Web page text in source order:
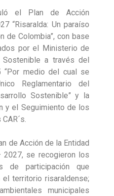
el Plan de Acción
“Risaralda: Un paraíso
de Colombia”, con base
por el Ministerio de
a través del
medio del cual se
Reglamentario del
Sostenible” y la
y el Seguimiento de los
de Acción de la Entidad
se recogieron los
de participación que
el territorio risaraldense;
municipales